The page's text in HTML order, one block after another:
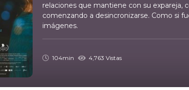
relaciones que mantiene con su expareja,
comenzando a desincronizarse. Como si
imágenes.
104min 4,763 Vistas